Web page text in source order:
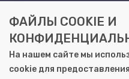
КОНТАКТЫ
Саратов, ул. Осипова, 10А
+7 (8452) 72-65-65
gemera@moya-kniga.ru
ФАЙЛЫ COOKIE И
На нашем сайте мы
cookie для